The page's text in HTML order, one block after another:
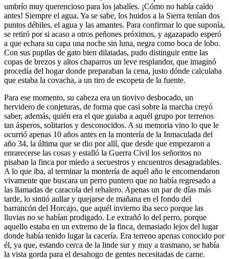
umbrío muy querencioso para los jabalíes. ¡Cómo no había caído
antes! Siempre el agua. Ya se sabe, los huidos a la Sierra tenían dos
puntos débiles, el agua y las amantes. Para confirmar lo que suponía,
se retiró por si acaso a otros peñones próximos, y agazapado esperó
a que echara su capa una noche sin luna, negra como boca de lobo.
Con sus pupilas de gato bien dilatadas, pudo distinguir entre las
copas de brezos y altos chaparros un leve resplandor, que imaginó
procedía del hogar donde preparaban la cena, justo dónde calculaba
que estaba la covacha, a un tiro de escopeta de la fuente.
Para ese momento, su cabeza era un tiovivo desbocado, un
hervidero de conjeturas, de forma que casi sobre la marcha creyó
saber, además, quién era el que guiaba a aquél grupo por terrenos
tan ásperos, solitarios y desconocidos. A su memoria vino lo que le
ocurrió apenas 10 años antes en la montería de la Inmaculada del
año 34, la última que se dio por allí, que desde que empezaron a
enrarecerse las cosas y estalló la Guerra Civil los señoritos no
pisaban la finca por miedo a secuestros y encuentros desagradables.
A lo que iba, al terminar la montería de aquél año le encomendaron
vivamente que buscara un perro puntero que no había regresado a
las llamadas de caracola del rehalero. Apenas un par de días más
tarde, lo sintió aullar y quejarse de mañana en el fondo del
barrancón del Horcajo, que aquél invierno iba seco porque las
lluvias no se habían prodigado. Le extrañó lo del perro, porque
aquello estaba en un extremo de la finca, demasiado lejos del lugar
donde había tenido lugar la cacería. Era terreno apenas conocido por
él, ya que, estando cerca de la linde sur y muy a trasmano, se había
la vista gorda para el desahogo de gentes necesitadas de carne.